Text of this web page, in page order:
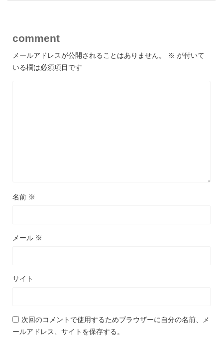
comment
メールアドレスが公開されることはありません。 ※ が付いて
いる欄は必須項目です
名前 ※
メール ※
サイト
次回のコメントで使用するためブラウザーに自分の名前、メ
ールアドレス、サイトを保存する。